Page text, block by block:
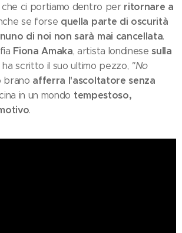
che ci portiamo dentro per ritornare a
se forse quella parte di oscurità
di noi non sarà mai cancellata.
Fiona Amaka, artista londinesesulla
ha scritto il suo ultimo pezzo, "No
brano afferra l'ascoltatore senza
in un mondo tempestoso,
.